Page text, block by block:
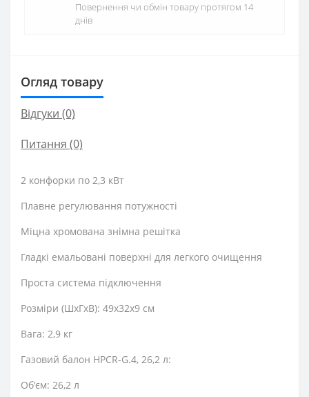
Повернення чи обмін товару протягом 14
днів
Огляд товару
Відгуки (0)
Питання (0)
2 конфорки по 2,3 кВт
Плавне регулювання потужності
Міцна хромована знімна решітка
Гладкі емальовані поверхні для легкого очищення
Проста система підключення
Розміри (ШxГxВ): 49x32x9 см
Вага: 2,9 кг
Газовий балон HPCR-G.4, 26,2 л:
Об'єм: 26,2 л